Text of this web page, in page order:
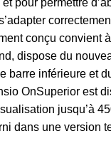
conçu convient
dispose du
barre inférieure et
OnSuperior est
jusqu’à
dans une version